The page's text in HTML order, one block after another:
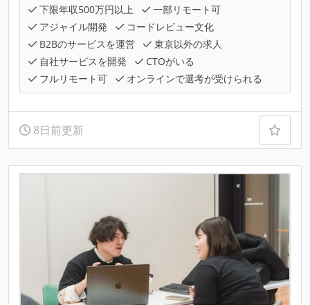
下限年収500万円以上
一部リモート可
アジャイル開発
コードレビュー文化
B2Bのサービスを運営
東京以外の求人
自社サービスを開発
CTOがいる
フルリモート可
オンラインで選考が受けられる
8日前更新